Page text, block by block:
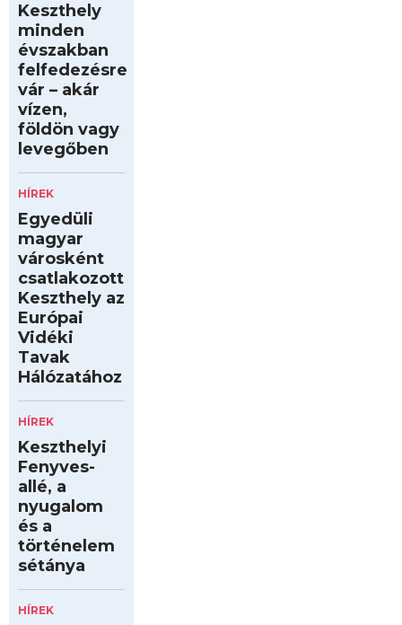
Keszthely
minden
évszakban
felfedezésre
vár – akár
vízen,
földön vagy
levegőben
HÍREK
Egyedüli
magyar
városként
csatlakozott
Keszthely az
Európai
Vidéki
Tavak
Hálózatához
HÍREK
Keszthelyi
Fenyves-
allé, a
nyugalom
és a
történelem
sétánya
HÍREK